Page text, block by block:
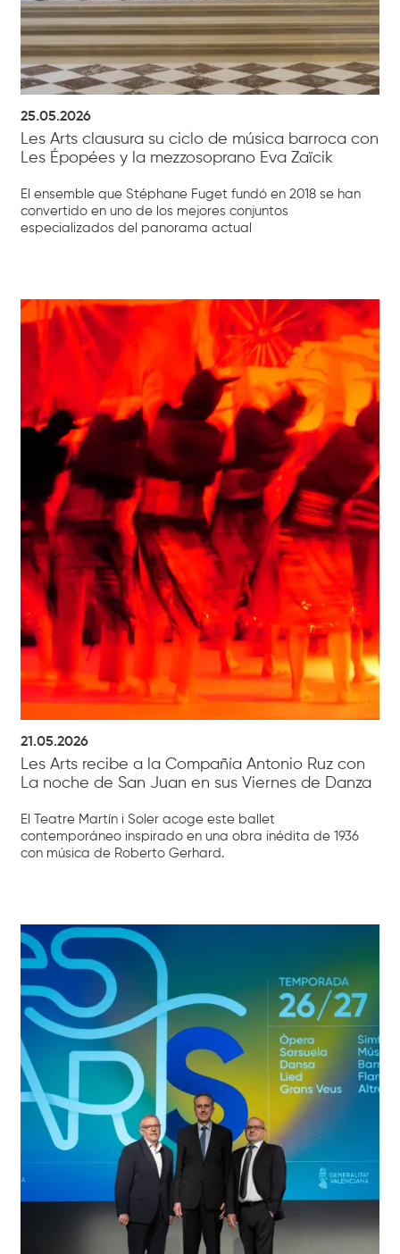
25.05.2026
Les Arts clausura su ciclo de música barroca con
Les Épopées y la mezzosoprano Eva Zaïcik
El ensemble que Stéphane Fuget fundó en 2018 se han
convertido en uno de los mejores conjuntos
especializados del panorama actual
21.05.2026
Les Arts recibe a la Compañía Antonio Ruz con
La noche de San Juan en sus Viernes de Danza
El Teatre Martín i Soler acoge este ballet
contemporáneo inspirado en una obra inédita de 1936
con música de Roberto Gerhard.